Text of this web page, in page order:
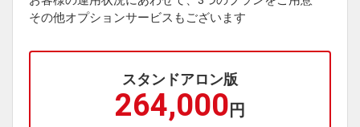
その他オプションサービスもございます
スタンドアロン版
264,000 円